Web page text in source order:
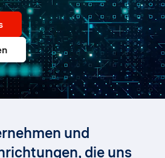
und
die uns